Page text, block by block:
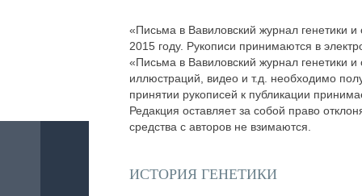
«Письма в Вавиловский журнал генетики
2015 году. Рукописи принимаются в
«Письма в Вавиловский журнал генетики
иллюстраций, видео и т.д. необходимо
принятии рукописей к публикации
Редакция оставляет за собой право
средства с авторов не взимаются.
ИСТОРИЯ ГЕНЕТИКИ